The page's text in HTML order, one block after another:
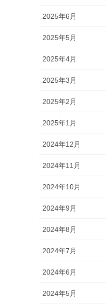
2025年6月
2025年5月
2025年4月
2025年3月
2025年2月
2025年1月
2024年12月
2024年11月
2024年10月
2024年9月
2024年8月
2024年7月
2024年6月
2024年5月